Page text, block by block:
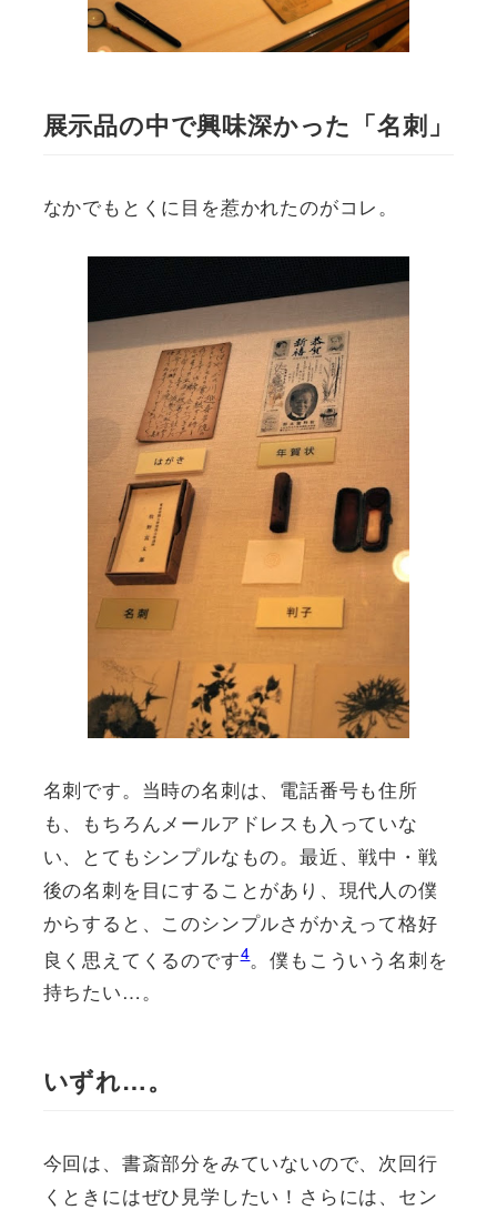
展示品の中で興味深かった「名刺」
なかでもとくに目を惹かれたのがコレ。
名刺です。当時の名刺は、電話番号も住所
も、もちろんメールアドレスも入っていな
い、とてもシンプルなもの。最近、戦中・戦
後の名刺を目にすることがあり、現代人の僕
からすると、このシンプルさがかえって格好
良く思えてくるのです4。僕もこういう名刺を
持ちたい…。
いずれ…。
今回は、書斎部分をみていないので、次回行
くときにはぜひ見学したい！さらには、セン